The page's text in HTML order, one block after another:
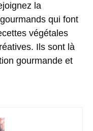
la
qui font
végétales
Ils sont là
gourmande et